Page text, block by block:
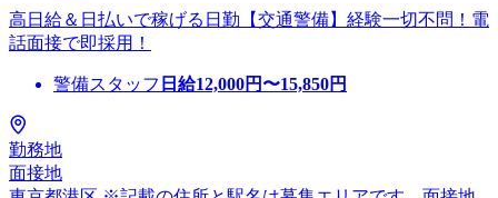
高日給＆日払いで稼げる日勤【交通警備】経験一切不問！電
話面接で即採用！
警備スタッフ 日給12,000円〜15,850円
勤務地
面接地